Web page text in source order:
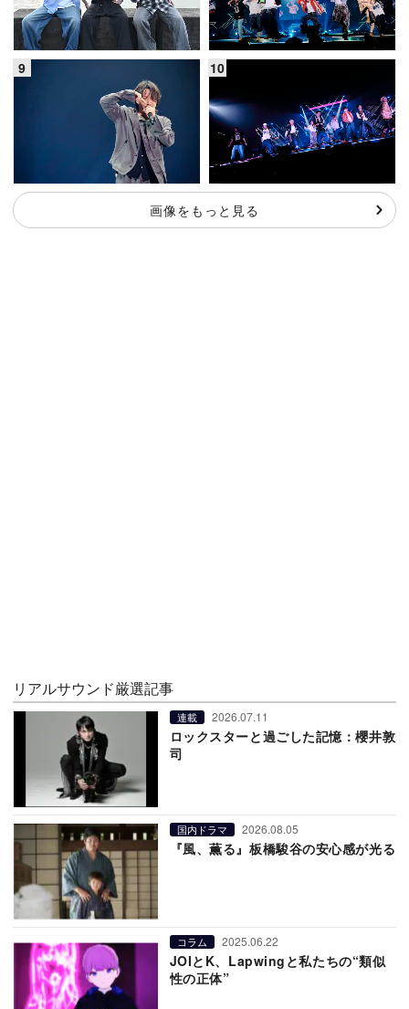
画像をもっと見る
リアルサウンド厳選記事
連載 2026.07.11
ロックスターと過ごした記憶：櫻井敦
司
国内ドラマ 2026.08.05
『風、薫る』板橋駿谷の安心感が光る
コラム 2025.06.22
JOIとK、Lapwingと私たちの“類似
性の正体”